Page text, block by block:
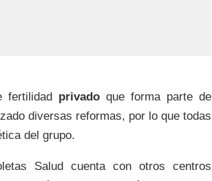
fertilidad privado que forma parte de
diversas reformas, por lo que todas
del grupo.
Salud cuenta con otros centros